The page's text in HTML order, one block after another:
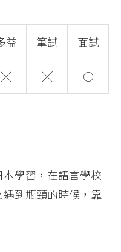
益 筆試 面試
╳ ╳ ○
學習，在語言學校
到瓶頸的時候，靠